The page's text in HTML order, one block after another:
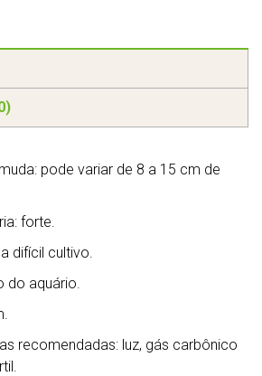
pode variar de 8 a 15 cm de
forte.
difícil cultivo.
do aquário.
recomendadas: luz, gás carbônico